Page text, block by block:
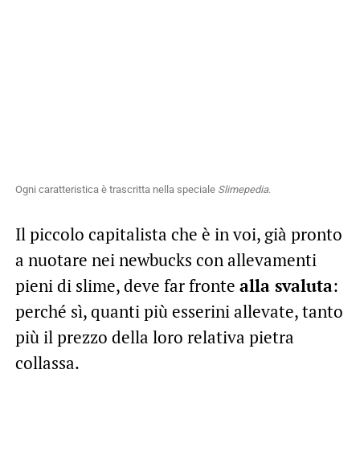
Ogni caratteristica è trascritta nella speciale Slimepedia.
Il piccolo capitalista che è in voi, già pronto
a nuotare nei newbucks con allevamenti
pieni di slime, deve far fronte alla svaluta:
perché sì, quanti più esserini allevate, tanto
più il prezzo della loro relativa pietra
collassa.